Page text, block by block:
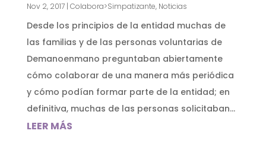
Nov 2, 2017| Colabora>Simpatizante, Noticias
Desde los principios de la entidad muchas de
las familias y de las personas voluntarias de
Demanoenmano preguntaban abiertamente
cómo colaborar de una manera más periódica
y cómo podían formar parte de la entidad; en
definitiva, muchas de las personas solicitaban...
LEER MÁS